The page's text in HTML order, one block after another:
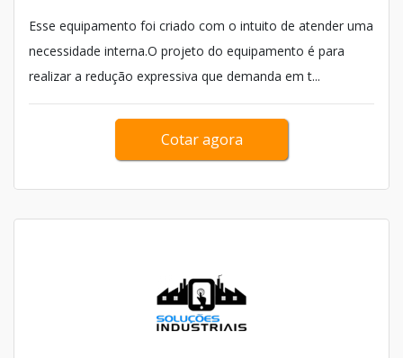
Esse equipamento foi criado com o intuito de atender uma
necessidade interna.O projeto do equipamento é para
realizar a redução expressiva que demanda em t...
Cotar agora